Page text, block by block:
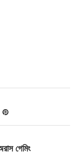
গেমিং